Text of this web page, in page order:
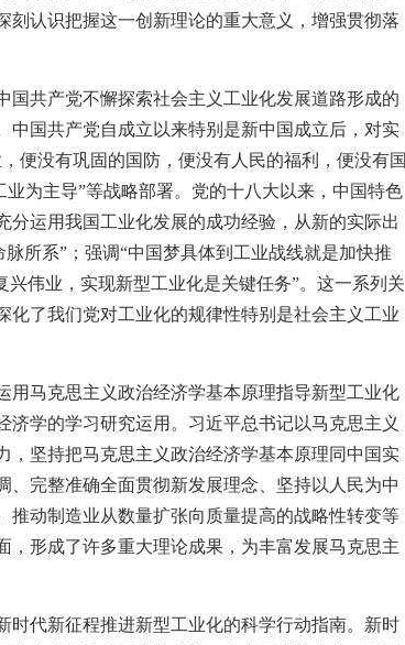
认识把握这一创新理论的重大意义，增强贯彻落
国共产党不懈探索社会主义工业化发展道路形成的
国共产党自成立以来特别是新中国成立后，对实
便没有巩固的国防，便没有人民的福利，便没有国
为主导”等战略部署。党的十八大以来，中国特色
运用我国工业化发展的成功经验，从新的实际出
所系”；强调“中国梦具体到工业战线就是加快推
伟业，实现新型工业化是关键任务”。这一系列关
了我们党对工业化的规律性特别是社会主义工业
用马克思主义政治经济学基本原理指导新型工业化
学的学习研究运用。习近平总书记以马克思主义
坚持把马克思主义政治经济学基本原理同中国实
完整准确全面贯彻新发展理念、坚持以人民为中
动制造业从数量扩张向质量提高的战略性转变等
形成了许多重大理论成果，为丰富发展马克思主
时代新征程推进新型工业化的科学行动指南。新时